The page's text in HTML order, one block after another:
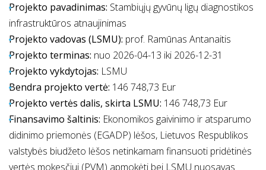
Projekto pavadinimas: Stambiųjų gyvūnų ligų diagnostikos
infrastruktūros atnaujinimas
Projekto vadovas (LSMU): prof. Ramūnas Antanaitis
Projekto terminas: nuo 2026-04-13 iki 2026-12-31
Projekto vykdytojas: LSMU
Bendra projekto vertė: 146 748,73 Eur
Projekto vertės dalis, skirta LSMU: 146 748,73 Eur
Finansavimo šaltinis: Ekonomikos gaivinimo ir atsparumo
didinimo priemonės (EGADP) lėšos, Lietuvos Respublikos
valstybės biudžeto lėšos netinkamam finansuoti pridėtinės
vertės mokesčiui (PVM) apmokėti bei LSMU nuosavas